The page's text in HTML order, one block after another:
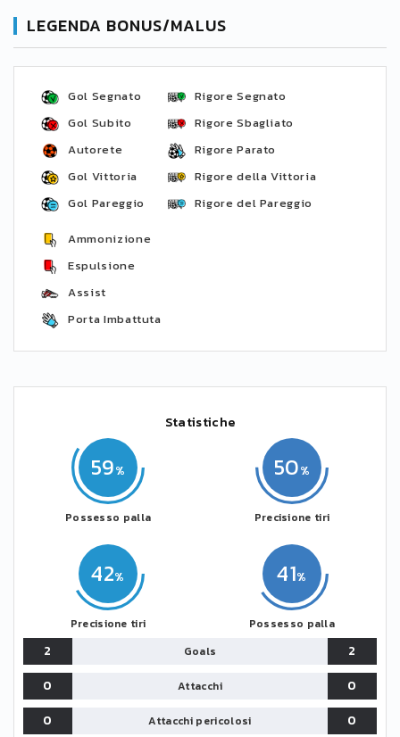
LEGENDA BONUS/MALUS
Gol Segnato
Gol Subito
Autorete
Gol Vittoria
Gol Pareggio
Rigore Segnato
Rigore Sbagliato
Rigore Parato
Rigore della Vittoria
Rigore del Pareggio
Ammonizione
Espulsione
Assist
Porta Imbattuta
Statistiche
59
Possesso palla
42
Precisione tiri
41
Possesso palla
50
Precisione tiri
2 Goals
2
0
Attacchi
0
0
Attacchi pericolosi 0